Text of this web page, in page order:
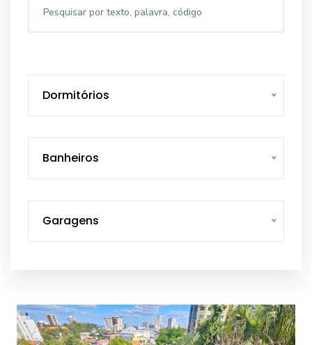
Dormitórios
Banheiros
Garagens